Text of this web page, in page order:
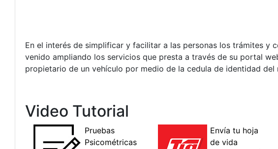
En el interés de simplificar y facilitar a las personas los trámites y
venido ampliando los servicios que presta a través de su portal
propietario de un vehículo por medio de la cedula de identidad del
Video Tutorial